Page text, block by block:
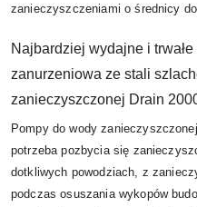
zanieczyszczeniami o średnicy do
Najbardziej wydajne i
zanurzeniowa ze stali
zanieczyszczonej Drain
Pompy do wody
potrzeba pozbycia się
dotkliwych powodziach, z
podczas osuszania wykopów